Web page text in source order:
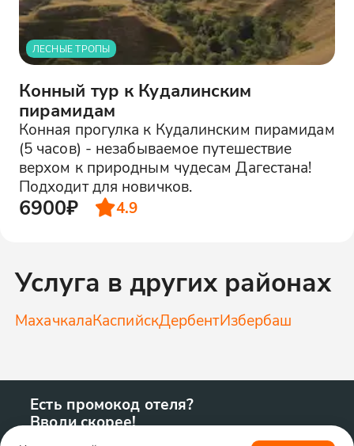
ЛЕСНЫЕ ТРОПЫ
Конный тур к Кудалинским
пирамидам
Конная прогулка к Кудалинским пирамидам
(5 часов) - незабываемое путешествие
верхом к природным чудесам Дагестана!
Подходит для новичков.
6900₽ 4.9
Услуга в других районах
МахачкалаКаспийскДербентИзбербаш
Есть промокод отеля?
Вводи скорее!